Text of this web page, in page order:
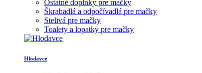
Ostatné doplnky pre mačky
Škrabadlá a odpočívadlá pre mačky
Stelivá pre mačky
Toalety a lopatky pre mačky
Hlodavce